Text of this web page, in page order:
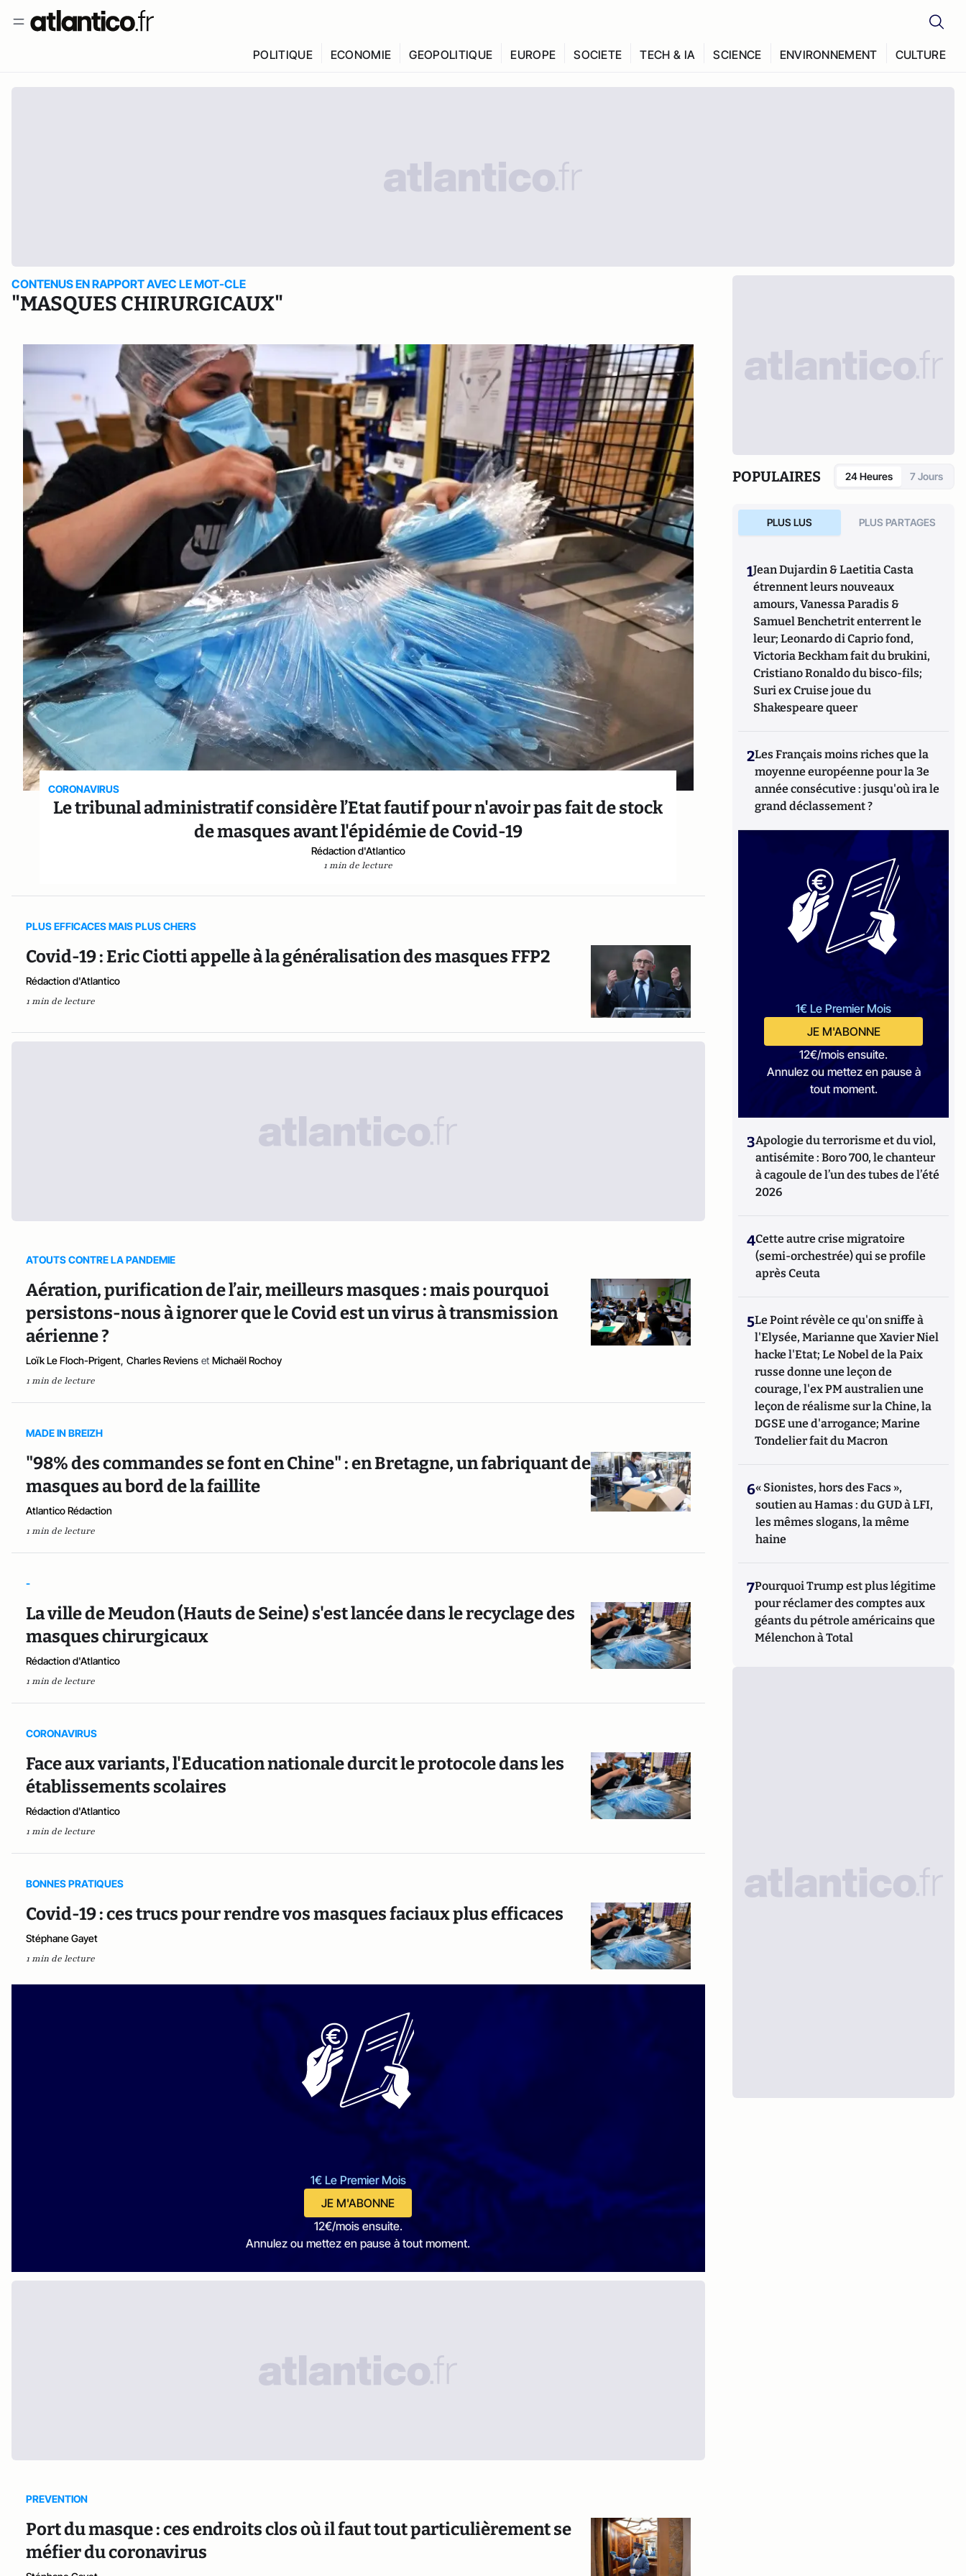
POLITIQUE ECONOMIE GEOPOLITIQUE EUROPE SOCIETE TECH & IA SCIENCE ENVIRONNEMENT CULTURE
CONTENUS EN RAPPORT AVEC LE MOT-CLE
"MASQUES CHIRURGICAUX"
CORONAVIRUS
Le tribunal administratif considère l’Etat fautif pour n'avoir pas fait de stock
de masques avant l'épidémie de Covid-19
Rédaction d'Atlantico
1 min de lecture
PLUS EFFICACES MAIS PLUS CHERS
Covid-19 : Eric Ciotti appelle à la généralisation des masques FFP2
Rédaction d'Atlantico
1 min de lecture
ATOUTS CONTRE LA PANDEMIE
Aération, purification de l’air, meilleurs masques : mais pourquoi
persistons-nous à ignorer que le Covid est un virus à transmission
aérienne ?
Loïk Le Floch-Prigent, Charles Reviens et Michaël Rochoy
1 min de lecture
MADE IN BREIZH
"98% des commandes se font en Chine" : en Bretagne, un fabriquant de
masques au bord de la faillite
Atlantico Rédaction
1 min de lecture
-
La ville de Meudon (Hauts de Seine) s'est lancée dans le recyclage des
masques chirurgicaux
Rédaction d'Atlantico
1 min de lecture
CORONAVIRUS
Face aux variants, l'Education nationale durcit le protocole dans les
établissements scolaires
Rédaction d'Atlantico
1 min de lecture
BONNES PRATIQUES
Covid-19 : ces trucs pour rendre vos masques faciaux plus efficaces
Stéphane Gayet
1 min de lecture
1€ Le Premier Mois
JE M'ABONNE
12€/mois ensuite.
Annulez ou mettez en pause à tout moment.
PREVENTION
Port du masque : ces endroits clos où il faut tout particulièrement se
méfier du coronavirus
POPULAIRES 24 Heures 7 Jours
PLUS LUS PLUS PARTAGES
1Jean Dujardin & Laetitia Casta
étrennent leurs nouveaux
amours, Vanessa Paradis &
Samuel Benchetrit enterrent le
leur; Leonardo di Caprio fond,
Victoria Beckham fait du brukini,
Cristiano Ronaldo du bisco-fils;
Suri ex Cruise joue du
Shakespeare queer
2Les Français moins riches que la
moyenne européenne pour la 3e
année consécutive : jusqu'où ira le
grand déclassement ?
1€ Le Premier Mois
JE M'ABONNE
12€/mois ensuite.
Annulez ou mettez en pause à
tout moment.
3Apologie du terrorisme et du viol,
antisémite : Boro 700, le chanteur
à cagoule de l’un des tubes de l’été
2026
4Cette autre crise migratoire
(semi-orchestrée) qui se profile
après Ceuta
5Le Point révèle ce qu'on sniffe à
l'Elysée, Marianne que Xavier Niel
hacke l'Etat; Le Nobel de la Paix
russe donne une leçon de
courage, l'ex PM australien une
leçon de réalisme sur la Chine, la
DGSE une d'arrogance; Marine
Tondelier fait du Macron
6« Sionistes, hors des Facs »,
soutien au Hamas : du GUD à LFI,
les mêmes slogans, la même
haine
7Pourquoi Trump est plus légitime
pour réclamer des comptes aux
géants du pétrole américains que
Mélenchon à Total